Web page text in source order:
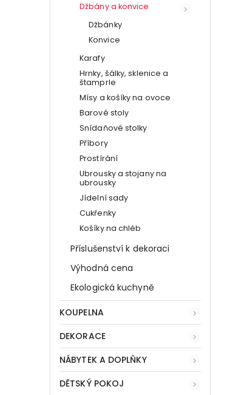
Džbány a konvice
Džbánky
Konvice
Karafy
Hrnky, šálky, sklenice a
štamprle
Mísy a košíky na ovoce
Barové stoly
Snídaňové stolky
Příbory
Prostírání
Ubrousky a stojany na
ubrousky
Jídelní sady
Cukřenky
Košíky na chléb
Příslušenství k dekoraci
Výhodná cena
Ekologická kuchyně
KOUPELNA
DEKORACE
NÁBYTEK A DOPLŇKY
DĚTSKÝ POKOJ